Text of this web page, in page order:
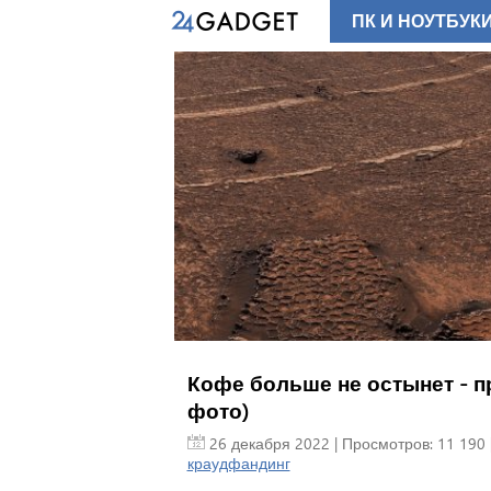
Кофе больше не остынет -
фото)
26 декабря 2022 | Просмотров: 11 190
краудфандинг
ПК И НОУТБУКИ